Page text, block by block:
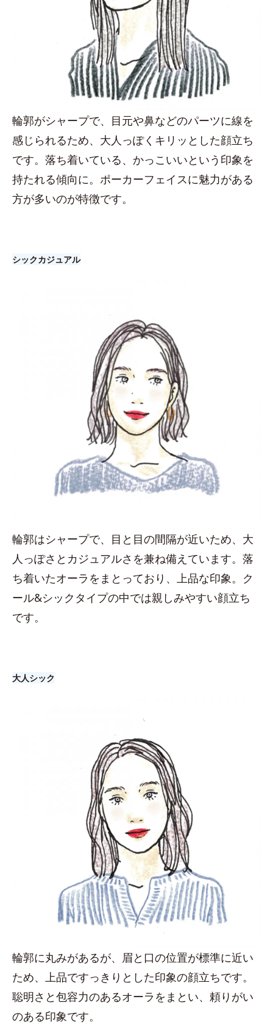
輪郭がシャープで、目元や鼻などのパーツに線を
感じられるため、大人っぽくキリッとした顔立ち
です。落ち着いている、かっこいいという印象を
持たれる傾向に。ポーカーフェイスに魅力がある
方が多いのが特徴です。
シックカジュアル
輪郭はシャープで、目と目の間隔が近いため、大
人っぽさとカジュアルさを兼ね備えています。落
ち着いたオーラをまとっており、上品な印象。ク
ール&シックタイプの中では親しみやすい顔立ち
です。
大人シック
輪郭に丸みがあるが、眉と口の位置が標準に近い
ため、上品ですっきりとした印象の顔立ちです。
聡明さと包容力のあるオーラをまとい、頼りがい
のある印象です。